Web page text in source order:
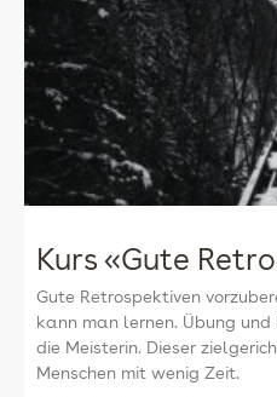
Kurs «Gute
Gute Retrospektiven
kann man lernen. Übung
die Meisterin. Dieser
Menschen mit wenig Zeit.